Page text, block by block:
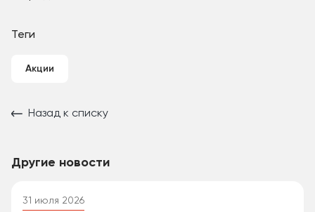
Теги
Акции
Назад к списку
Другие новости
31 июля 2026